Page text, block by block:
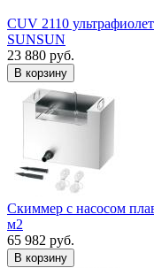
CUV 2110
SUNSUN
23 880 руб.
В корзину
Скиммер с насосом
м2
65 982 руб.
В корзину